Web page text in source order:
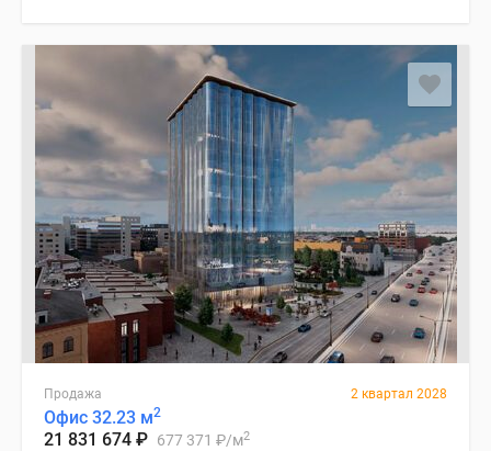
Продажа 2 квартал 2028
Офис 32.23 м2
21 831 674 ₽ 677 371 ₽/м2